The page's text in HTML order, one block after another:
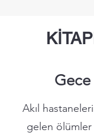
Akıl
gelen ölümler